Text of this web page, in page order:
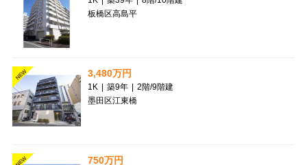
板橋区高島平
NEW 3,480万円
1K | 築9年 | 2階/9階建
墨田区江東橋
NEW 750万円